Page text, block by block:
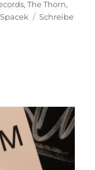
,The Thorn,
Schreibe